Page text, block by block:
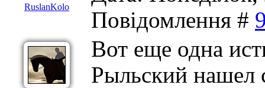
RuslanKolo
Повідомлення #
Вот еще одна
Рыльский нашел